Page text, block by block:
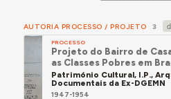
AUTORIA PROCESSO / PROJETO 3
PROCESSO
Projeto do Bairro de
as Classes Pobres em
Património Cultural, I.P.,
Documentais da Ex-DGEMN
1947-1954